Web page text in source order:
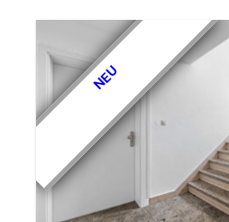
NEU